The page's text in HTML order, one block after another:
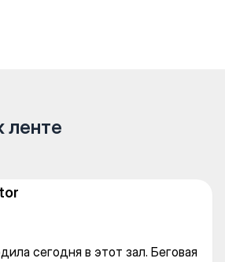
Big на Туран —
ленте
сегодня в этот зал. Беговая